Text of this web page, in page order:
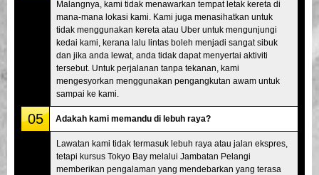
Malangnya, kami tidak menawarkan tempat letak kereta di
mana-mana lokasi kami. Kami juga menasihatkan untuk
tidak menggunakan kereta atau Uber untuk mengunjungi
kedai kami, kerana lalu lintas boleh menjadi sangat sibuk
dan jika anda lewat, anda tidak dapat menyertai aktiviti
tersebut. Untuk perjalanan tanpa tekanan, kami
mengesyorkan menggunakan pengangkutan awam untuk
sampai ke kami.
05 Adakah kami memandu di lebuh raya?
Lawatan kami tidak termasuk lebuh raya atau jalan ekspres,
tetapi kursus Tokyo Bay melalui Jambatan Pelangi
memberikan pengalaman yang mendebarkan yang terasa